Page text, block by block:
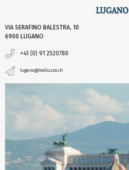
LUGANO
VIA SERAFINO BALESTRA, 10
6900 LUGANO
+41 (0) 91 2520780
lugano@belluzzo.ch